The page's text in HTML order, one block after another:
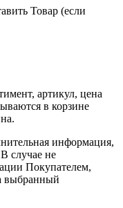
Товар (если
артикул, цена
в корзине
информация,
случае не
Покупателем,
выбранный